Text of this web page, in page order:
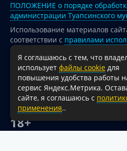
ПОЛОЖЕНИЕ о порядке
администрации Туапсинского
Использование материалов
соответствии с правилами
опубликованных на сайте
При перепечатке и
на источник обязательна.
Для сайтов и страниц сети
активная гиперссылка на
администрации Туапсинского
18+
Я соглашаюсь с тем, что
использует файлы cookie для
повышения удобства работы
сервис Яндекс.Метрика.
сайте, я соглашаюсь с
применения..